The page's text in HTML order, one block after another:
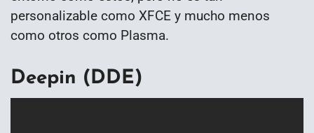
personalizable como XFCE y mucho menos
como otros como Plasma.
Deepin (DDE)